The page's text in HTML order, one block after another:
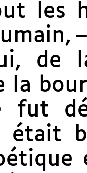
les
de
la
fut
était